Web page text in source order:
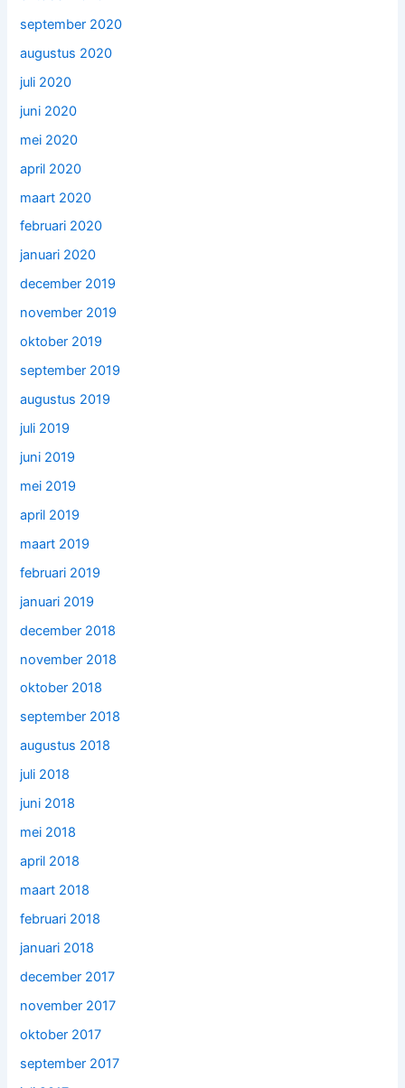
september 2020
augustus 2020
juli 2020
juni 2020
mei 2020
april 2020
maart 2020
februari 2020
januari 2020
december 2019
november 2019
oktober 2019
september 2019
augustus 2019
juli 2019
juni 2019
mei 2019
april 2019
maart 2019
februari 2019
januari 2019
december 2018
november 2018
oktober 2018
september 2018
augustus 2018
juli 2018
juni 2018
mei 2018
april 2018
maart 2018
februari 2018
januari 2018
december 2017
november 2017
oktober 2017
september 2017